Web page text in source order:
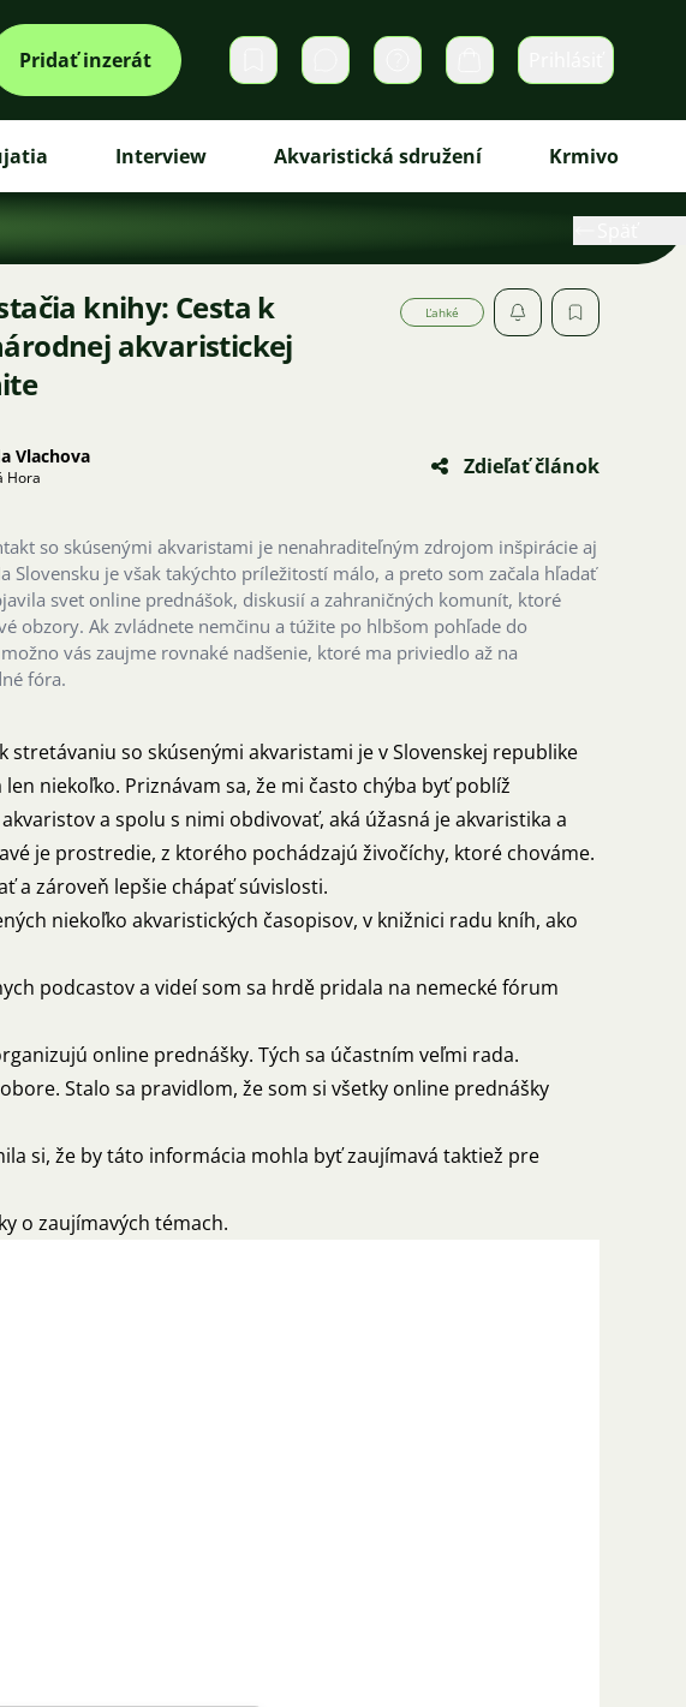
Pridať inzerát Súkromné správy Košík
Interview Akvaristická sdružení Krmivo
knihy: Cesta k
akvaristickej
Ľahké
Vlachova
Hora Zdieľať článok
so skúsenými akvaristami je nenahraditeľným zdrojom inšpirácie aj
Slovensku je však takýchto príležitostí málo, a preto som začala hľadať
svet online prednášok, diskusií a zahraničných komunít, ktoré
obzory. Ak zvládnete nemčinu a túžite po hlbšom pohľade do
vás zaujme rovnaké nadšenie, ktoré ma priviedlo až na
fóra.
stretávaniu so skúsenými akvaristami je v Slovenskej republike
len niekoľko. Priznávam sa, že mi často chýba byť poblíž
a spolu s nimi obdivovať, aká úžasná je akvaristika a
je prostredie, z ktorého pochádzajú živočíchy, ktoré chováme.
a zároveň lepšie chápať súvislosti.
niekoľko akvaristických časopisov, v knižnici radu kníh, ako
podcastov a videí som sa hrdě pridala na nemecké fórum
online prednášky. Tých sa účastním veľmi rada.
Stalo sa pravidlom, že som si všetky online prednášky
si, že by táto informácia mohla byť zaujímavá taktiež pre
o zaujímavých témach.